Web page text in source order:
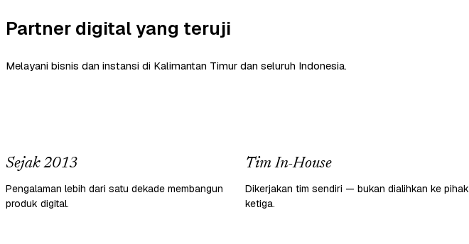
Partner digital yang teruji
Melayani bisnis dan instansi di Kalimantan Timur dan seluruh Indonesia.
Sejak 2013
Pengalaman lebih dari satu dekade membangun
produk digital.
Tim In-House
Dikerjakan tim sendiri — bukan dialihkan ke pihak
ketiga.